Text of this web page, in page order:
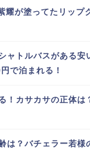
耀が塗ってたリップ
ャトルバスがある安
で泊まれる！
！カサカサの正体は
は？バチェラー若様